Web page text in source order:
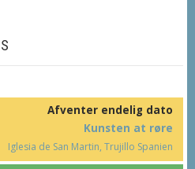
Afventer endelig dato
Kunsten at røre
Iglesia de San Martin, Trujillo Spanien